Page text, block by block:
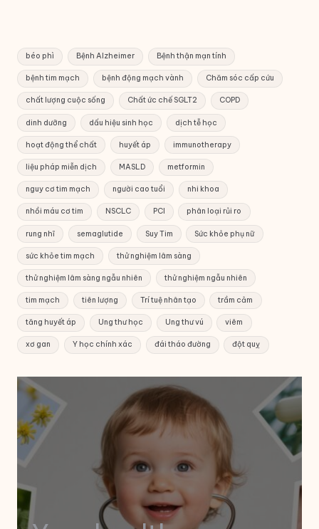
béo phì Bệnh Alzheimer Bệnh thận mạn tính
bệnh tim mạch bệnh động mạch vành Chăm sóc cấp cứu
chất lượng cuộc sống Chất ức chế SGLT2 COPD
dinh dưỡng dấu hiệu sinh học dịch tễ học
hoạt động thể chất huyết áp immunotherapy
liệu pháp miễn dịch MASLD metformin
nguy cơ tim mạch người cao tuổi nhi khoa
nhồi máu cơ tim NSCLC PCI phân loại rủi ro
rung nhĩ semaglutide Suy Tim Sức khỏe phụ nữ
sức khỏe tim mạch thử nghiệm lâm sàng
thử nghiệm lâm sàng ngẫu nhiên thử nghiệm ngẫu nhiên
tim mạch tiên lượng Trí tuệ nhân tạo trầm cảm
tăng huyết áp Ung thư học Ung thư vú viêm
xơ gan Y học chính xác đái tháo đường đột quỵ